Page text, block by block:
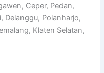
Ceper, Pedan,
Delanggu, Polanharjo,
Klaten Selatan,